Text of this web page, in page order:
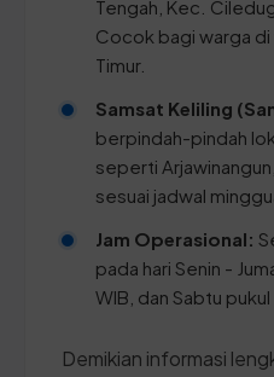
Tengah, Kec.
Cocok bagi warga
Timur.
Samsat Keliling
berpindah-pindah
seperti
sesuai jadwal
Jam Operasional:
pada hari Senin -
WIB, dan Sabtu
Demikian informasi